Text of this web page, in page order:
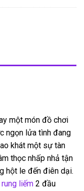
một món đồ chơi
ngọn lửa tình đang
khát một sự tàn
thọc nhấp nhả tận
hột le đến điên dại.
rung liếm 2 đầu